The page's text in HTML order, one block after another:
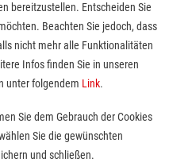
(m/w/d) /
möglich
Eckernförde, Plön
bereitzustellen. Entscheiden Sie
Beachten Sie jedoch, dass
nicht mehr alle Funktionalitäten
Infos finden Sie in unseren
unter folgendem Link.
Sie dem Gebrauch der Cookies
Sie die gewünschten
und schließen.